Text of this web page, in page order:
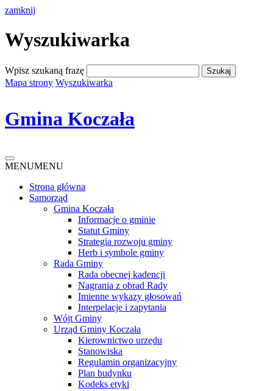
zamknij
Wyszukiwarka
Wpisz szukaną frazę
Mapa strony Wyszukiwarka
Gmina Koczała
MENUMENU
Strona główna
Samorząd
Gmina Koczała
Informacje o gminie
Statut Gminy
Strategia rozwoju gminy
Herb i symbole gminy
Rada Gminy
Rada obecnej kadencji
Nagrania z obrad Rady
Imienne wykazy głosowań
Interpelacje i zapytania
Wójt Gminy
Urząd Gminy Koczała
Kierownictwo urzędu
Stanowiska
Regulamin organizacyjny
Plan budynku
Kodeks etyki